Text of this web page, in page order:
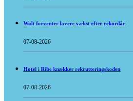
Wolt forventer lavere vækst efter rekordår
07-08-2026
Hotel i Ribe knækker rekrutteringskoden
07-08-2026